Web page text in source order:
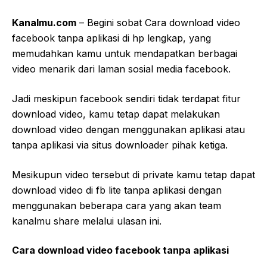
Kanalmu.com – Begini sobat Cara download video
facebook tanpa aplikasi di hp lengkap, yang
memudahkan kamu untuk mendapatkan berbagai
video menarik dari laman sosial media facebook.
Jadi meskipun facebook sendiri tidak terdapat fitur
download video, kamu tetap dapat melakukan
download video dengan menggunakan aplikasi atau
tanpa aplikasi via situs downloader pihak ketiga.
Mesikupun video tersebut di private kamu tetap dapat
download video di fb lite tanpa aplikasi dengan
menggunakan beberapa cara yang akan team
kanalmu share melalui ulasan ini.
Cara download video facebook tanpa aplikasi